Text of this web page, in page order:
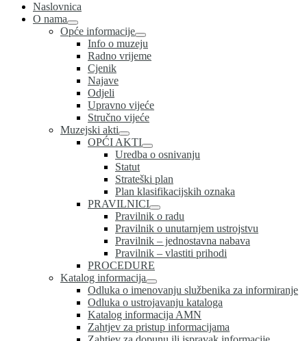
Naslovnica
O nama
Opće informacije
Info o muzeju
Radno vrijeme
Cjenik
Najave
Odjeli
Upravno vijeće
Stručno vijeće
Muzejski akti
OPĆI AKTI
Uredba o osnivanju
Statut
Strateški plan
Plan klasifikacijskih oznaka
PRAVILNICI
Pravilnik o radu
Pravilnik o unutarnjem ustrojstvu
Pravilnik – jednostavna nabava
Pravilnik – vlastiti prihodi
PROCEDURE
Katalog informacija
Odluka o imenovanju službenika za informiranje
Odluka o ustrojavanju kataloga
Katalog informacija AMN
Zahtjev za pristup informacijama